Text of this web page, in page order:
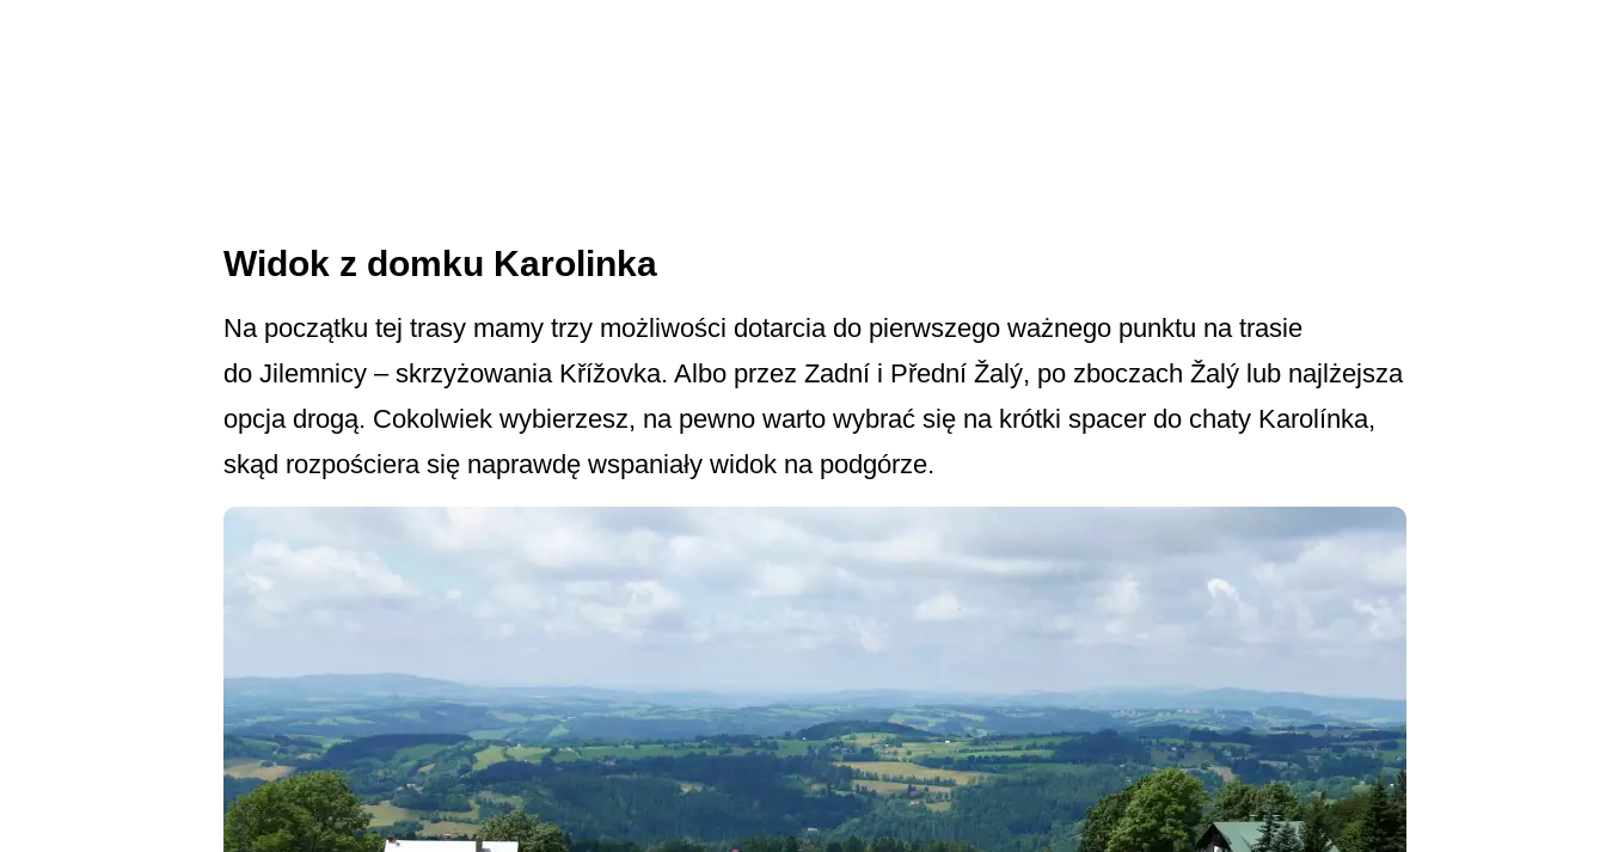
Widok z domku Karolinka
Na początku tej trasy mamy trzy możliwości dotarcia do pierwszego ważnego punktu na trasie
do Jilemnicy – skrzyżowania Křížovka. Albo przez Zadní i Přední Žalý, po zboczach Žalý lub najlżejsza
opcja drogą. Cokolwiek wybierzesz, na pewno warto wybrać się na krótki spacer do chaty Karolínka,
skąd rozpościera się naprawdę wspaniały widok na podgórze.